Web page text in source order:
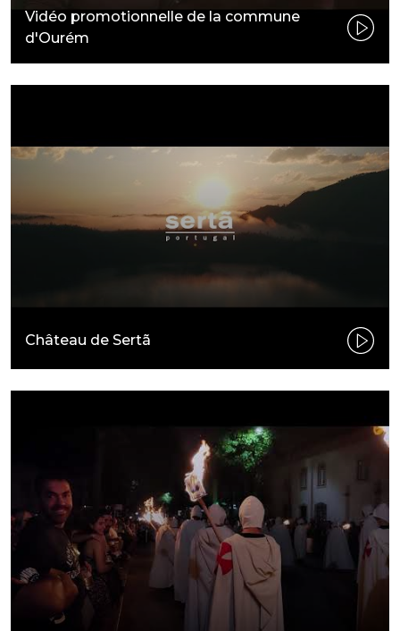
Vidéo promotionnelle de la commune
d'Ourém
Château de Sertã